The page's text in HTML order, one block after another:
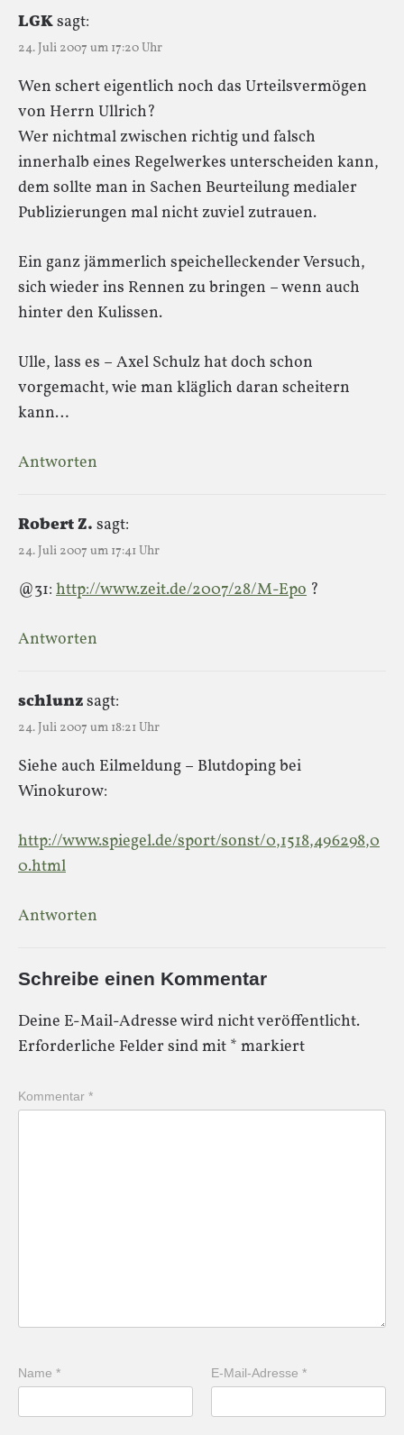
LGKsagt:
24. Juli 2007 um 17:20 Uhr
Wen schert eigentlich noch das Urteilsvermögen
von Herrn Ullrich?
Wer nichtmal zwischen richtig und falsch
innerhalb eines Regelwerkes unterscheiden kann,
dem sollte man in Sachen Beurteilung medialer
Publizierungen mal nicht zuviel zutrauen.
Ein ganz jämmerlich speichelleckender Versuch,
sich wieder ins Rennen zu bringen – wenn auch
hinter den Kulissen.
Ulle, lass es – Axel Schulz hat doch schon
vorgemacht, wie man kläglich daran scheitern
kann…
Antworten
Robert Z. sagt:
24. Juli 2007 um 17:41 Uhr
@31: http://www.zeit.de/2007/28/M-Epo ?
Antworten
schlunzsagt:
24. Juli 2007 um 18:21 Uhr
Siehe auch Eilmeldung – Blutdoping bei
Winokurow:
http://www.spiegel.de/sport/sonst/0,1518,496298,0
0.html
Antworten
Schreibe einen Kommentar
Deine E-Mail-Adresse wird nicht veröffentlicht.
Erforderliche Felder sind mit * markiert
Kommentar *
Name * E-Mail-Adresse*